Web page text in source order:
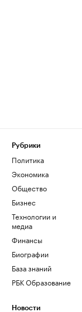
Рубрики
Политика
Экономика
Общество
Бизнес
Технологии и
медиа
Финансы
Биографии
База знаний
РБК Образование
Новости